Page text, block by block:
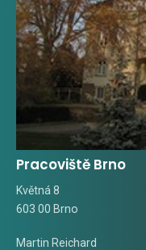
Pracoviště Brno
Květná 8
603 00 Brno
Martin Reichard